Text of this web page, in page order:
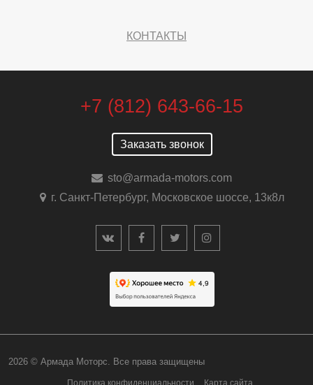
КОНТАКТЫ
+7 (812) 643-66-15
Заказать звонок
sto@armada-motors.com
г. Санкт-Петербург, Московское шоссе, 13к8л
2026 © Армада Моторс. Все права
Политика конфиденциальности Карта сайта